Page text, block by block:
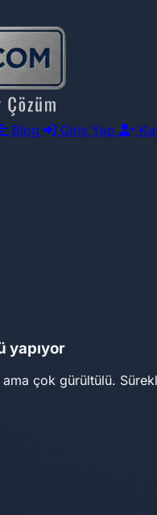
Blog Giriş Yap
yapıyor
çok gürültülü.